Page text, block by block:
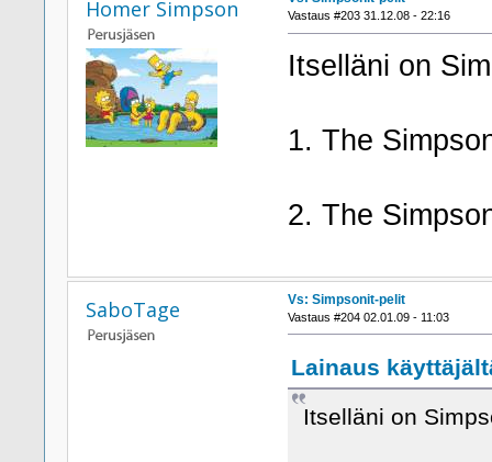
Homer Simpson Vastaus #203 31.12.08 - 22:16
Itselläni on
1. The
2. The
SaboTage Vs: Simpsonit-pelit
Vastaus #204 02.01.09 - 11:03
Lainaus
Itselläni on